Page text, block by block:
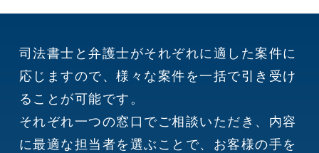
司法書士と弁護士がそれぞれに適した案件に
応じますので、様々な案件を一括で引き受け
ることが可能です。
それぞれ一つの窓口でご相談いただき、内容
に最適な担当者を選ぶことで、お客様の手を